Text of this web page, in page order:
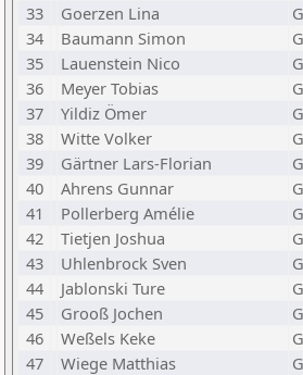
33
Goerzen Lina
34
Baumann Simon
35
Lauenstein Nico
36
Meyer Tobias
37
Yildiz Ömer
38
Witte Volker
39
Gärtner Lars-Florian
40
Ahrens Gunnar
41
Pollerberg Amélie
42
Tietjen Joshua
43
Uhlenbrock Sven
44
Jablonski Ture
45
Grooß Jochen
46
Weßels Keke
47
Wiege Matthias